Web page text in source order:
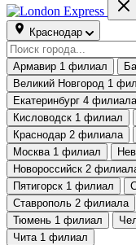
Краснодар
Армавир 1 филиал
Великий Новгород 1
Екатеринбург 4 филиала
Кисловодск 1 филиал
Краснодар 2 филиала
Москва 1 филиал
Новороссийск 2
Пятигорск 1 филиал
Ставрополь 2 филиала
Тюмень 1 филиал
Чита 1 филиал